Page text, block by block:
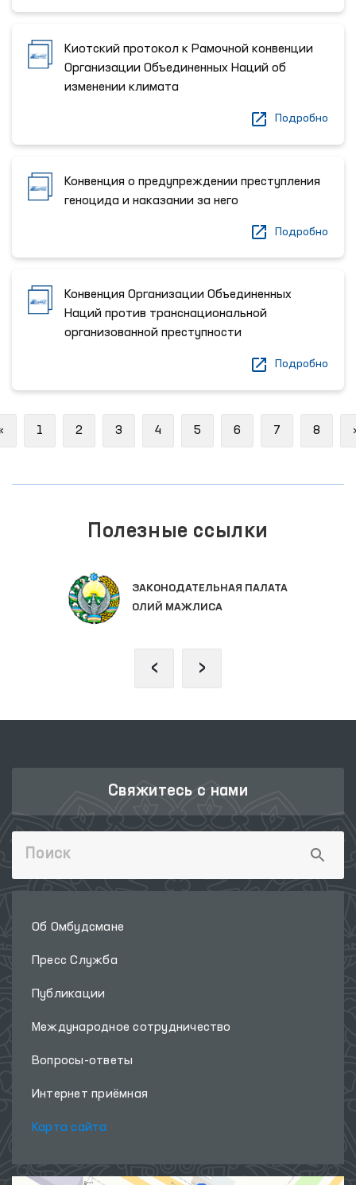
Киотский протокол к Рамочной конвенции
Организации Объединенных Наций об
изменении климата
Подробно
Конвенция о предупреждении преступления
геноцида и наказании за него
Подробно
Конвенция Организации Объединенных
Наций против транснациональной
организованной преступности
Подробно
Previous
1 2 3 4 5 6 7 8
Полезные ссылки
ЗАКОНОДАТЕЛЬНАЯ ПАЛАТА
ОЛИЙ МАЖЛИСА
‹ ›
Свяжитесь с нами
Об Омбудсмане
Пресс Служба
Публикации
Международное сотрудничество
Вопросы-ответы
Интернет приёмная
Карта сайта